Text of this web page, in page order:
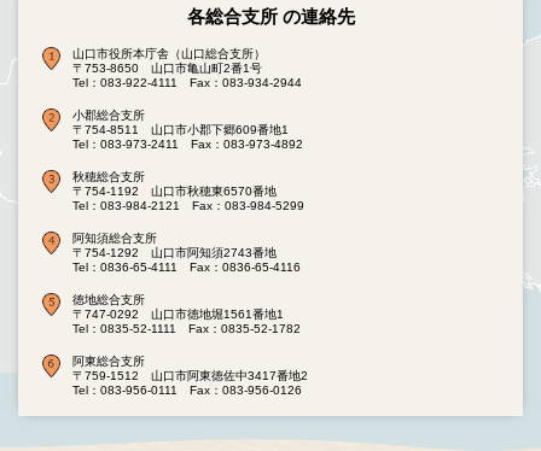
各総合支所 の連絡先
山口市役所本庁舎（山口総合支所）
〒753-8650 山口市亀山町2番1号
Tel：083-922-4111
Fax：083-934-2944
小郡総合支所
〒754-8511 山口市小郡下郷609番地1
Tel：083-973-2411
Fax：083-973-4892
秋穂総合支所
〒754-1192 山口市秋穂東6570番地
Tel：083-984-2121
Fax：083-984-5299
阿知須総合支所
〒754-1292 山口市阿知須2743番地
Tel：0836-65-4111
Fax：0836-65-4116
徳地総合支所
〒747-0292 山口市徳地堀1561番地1
Tel：0835-52-1111
Fax：0835-52-1782
阿東総合支所
〒759-1512 山口市阿東徳佐中3417番地2
Tel：083-956-0111
Fax：083-956-0126